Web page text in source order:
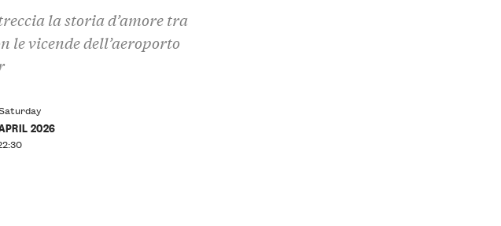
la storia d’amore tra
vicende dell’aeroporto
2026